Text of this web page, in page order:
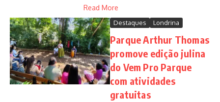
Read More
Destaques Londrina
Parque Arthur Thomas
promove edição julina
do Vem Pro Parque
com atividades
gratuitas